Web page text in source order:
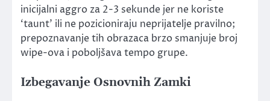
inicijalni aggro za 2-3 sekunde jer ne koriste
‘taunt’ ili ne pozicioniraju neprijatelje pravilno;
prepoznavanje tih obrazaca brzo smanjuje broj
wipe-ova i poboljšava tempo grupe.
Izbegavanje Osnovnih Zamki